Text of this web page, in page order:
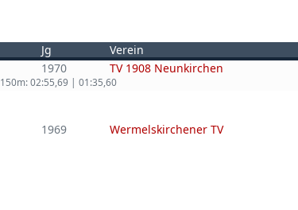
Jg Verein
1970 TV 1908 Neunkirchen
150m: 02:55,69 | 01:35,60
1969 Wermelskirchener TV